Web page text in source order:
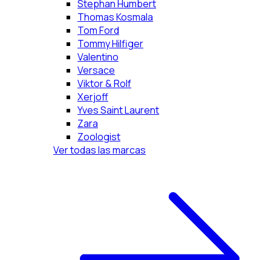
Stephan Humbert
Thomas Kosmala
Tom Ford
Tommy Hilfiger
Valentino
Versace
Viktor & Rolf
Xerjoff
Yves Saint Laurent
Zara
Zoologist
Ver todas las marcas